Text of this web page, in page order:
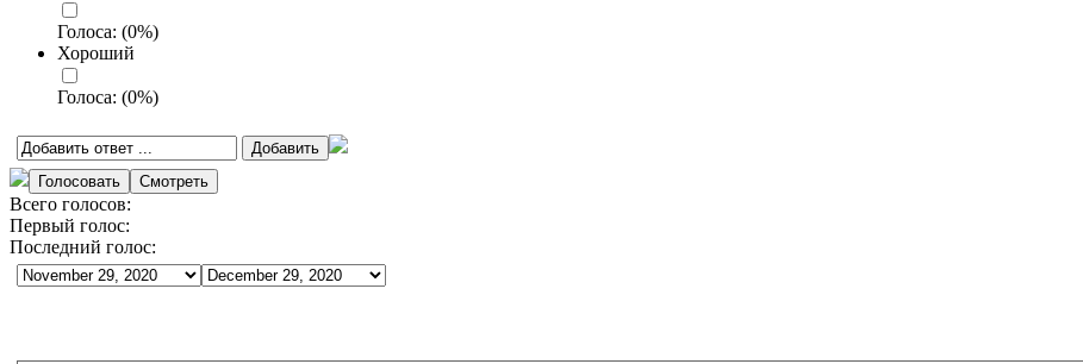
Голоса: (0%)
Хороший
Голоса: (0%)
Всего голосов:
Первый голос:
Последний голос: